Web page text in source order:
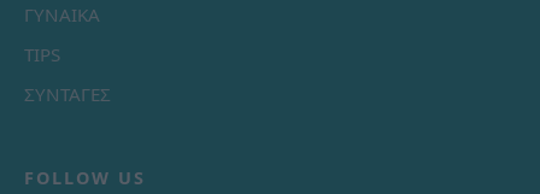
ΓΥΝΑΙΚΑ
TIPS
ΣΥΝΤΑΓΕΣ
FOLLOW US